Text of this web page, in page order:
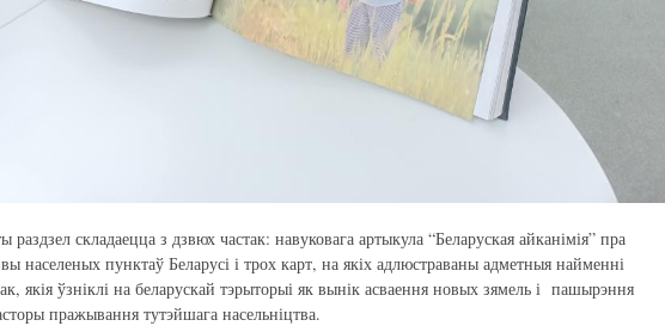
раздзел складаецца з дзвюх частак: навуковага артыкула “Беларуская айканімія” пра
населеных пунктаў Беларусі і трох карт, на якіх адлюстраваны адметныя найменні
якія ўзніклі на беларускай тэрыторыі як вынік асваення новых зямель і пашырэння
пражывання тутэйшага насельніцтва.